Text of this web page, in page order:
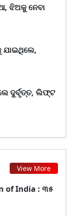
ଝିଅକୁ ନେବା
ଯାଇଥିଲେ,
ଦୁର୍ବୃତ୍ତ, ଲିଫ୍ଟ
View More
of India : ୩୫